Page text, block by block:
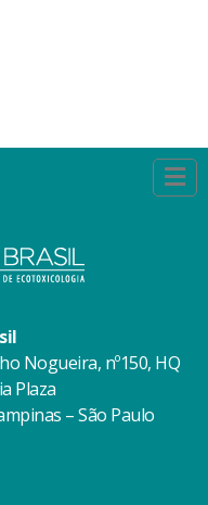
Nogueira, nº150, HQ
Plaza
– São Paulo